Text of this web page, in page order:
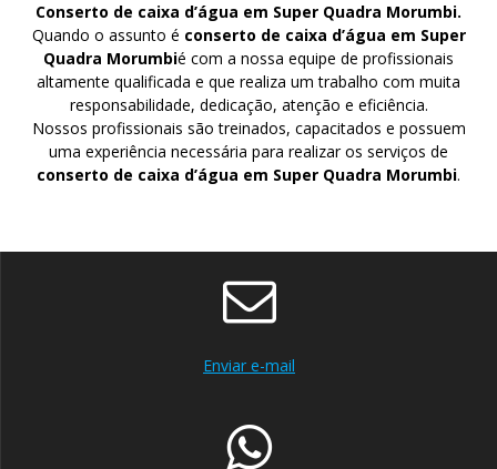
Conserto de caixa d’água em Super Quadra Morumbi.
Quando o assunto é conserto de caixa d’água em Super
Quadra Morumbié com a nossa equipe de profissionais
altamente qualificada e que realiza um trabalho com muita
responsabilidade, dedicação, atenção e eficiência.
Nossos profissionais são treinados, capacitados e possuem
uma experiência necessária para realizar os serviços de
conserto de caixa d’água em Super Quadra Morumbi.
Enviar e-mail